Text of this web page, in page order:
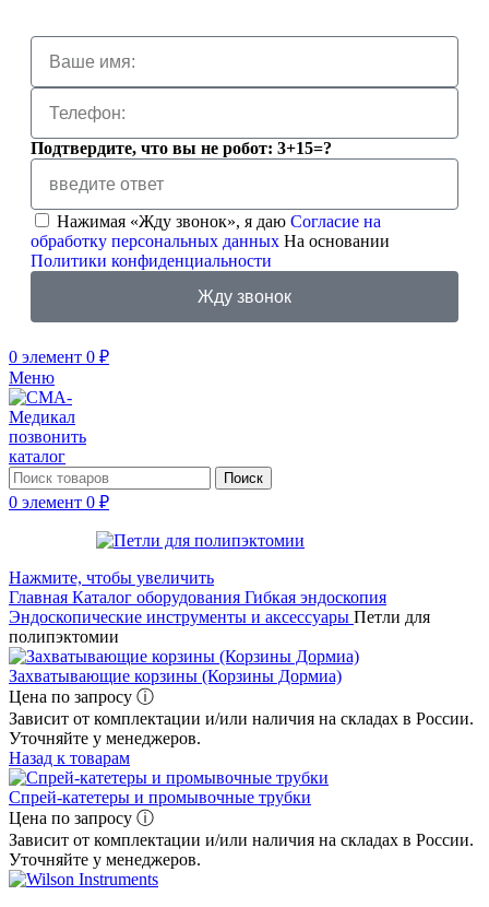
Подтвердите, что вы не робот: 3+15=?
Нажимая «Жду звонок», я даю Согласие на
обработку персональных данных На основании
Политики конфиденциальности
Жду звонок
0 элемент 0 ₽
Меню
позвонить
каталог
Поиск
0 элемент 0 ₽
Нажмите, чтобы увеличить
Главная Каталог оборудования Гибкая эндоскопия
Эндоскопические инструменты и аксессуары Петли для
полипэктомии
Захватывающие корзины (Корзины Дормиа)
Цена по запросу ⓘ
Зависит от комплектации и/или наличия на складах в России.
Уточняйте у менеджеров.
Назад к товарам
Спрей-катетеры и промывочные трубки
Цена по запросу ⓘ
Зависит от комплектации и/или наличия на складах в России.
Уточняйте у менеджеров.